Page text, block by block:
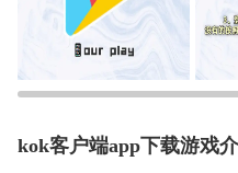
kok客户端app下载游戏